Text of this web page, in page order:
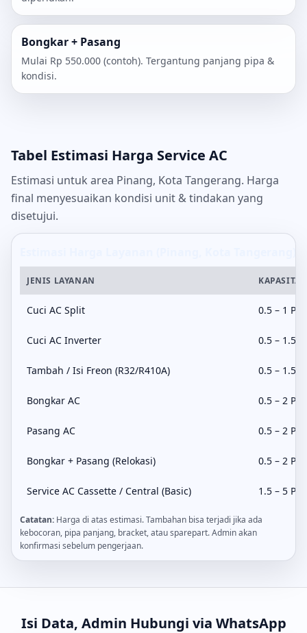
Bongkar + Pasang
Mulai Rp 550.000 (contoh). Tergantung panjang pipa &
kondisi.
Tabel Estimasi Harga Service AC
Estimasi untuk area Pinang, Kota Tangerang. Harga
final menyesuaikan kondisi unit & tindakan yang
disetujui.
JENIS LAYANAN
Cuci AC Split 0.5 – 1 PK
Cuci AC Inverter 0.5 – 1.5
Tambah / Isi Freon (R32/R410A) 0.5 – 1.5
Bongkar AC 0.5 – 2 PK
Pasang AC 0.5 – 2 PK
Bongkar + Pasang (Relokasi) 0.5 – 2 PK
Service AC Cassette / Central (Basic) 1.5 – 5 PK
Catatan: Harga di atas estimasi. Tambahan bisa terjadi jika ada
kebocoran, pipa panjang, bracket, atau sparepart. Admin akan
konfirmasi sebelum pengerjaan.
Isi Data, Admin Hubungi via WhatsApp